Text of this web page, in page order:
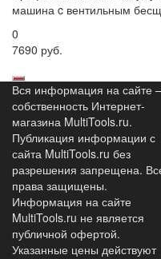
машина c вентильным
0
7690 руб.
Вся информация на сайте –
собственность Интернет-
магазина MultiTools.ru.
Публикация информации с
сайта MultiTools.ru без
разрешения запрещена.
права защищены.
Информация на сайте
MultiTools.ru не является
публичной офертой.
Указанные цены действуют